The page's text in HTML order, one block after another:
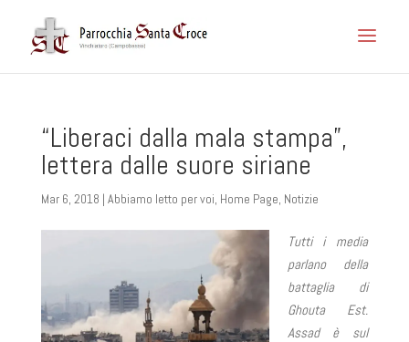
“Liberaci dalla mala stampa”,
lettera dalle suore siriane
Mar 6, 2018 | Abbiamo letto per voi, Home Page, Notizie
Tutti i media
parlano della
battaglia di
Ghouta Est.
Assad è sul